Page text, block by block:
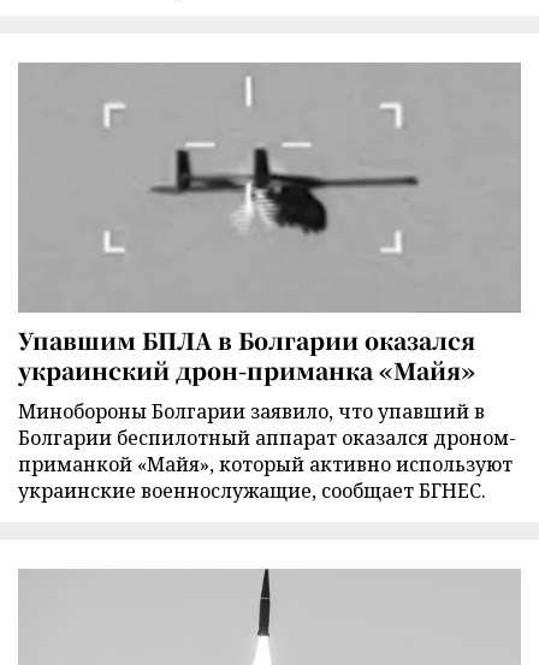
Упавшим БПЛА в Болгарии оказался
украинский дрон-приманка «Майя»
Минобороны Болгарии заявило, что упавший в
Болгарии беспилотный аппарат оказался дроном-
приманкой «Майя», который активно используют
украинские военнослужащие, сообщает БГНЕС.